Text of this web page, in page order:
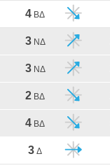
4 ΒΔ
3 ΝΔ
3 ΝΔ
2 ΒΔ
4 ΒΔ
3 Δ